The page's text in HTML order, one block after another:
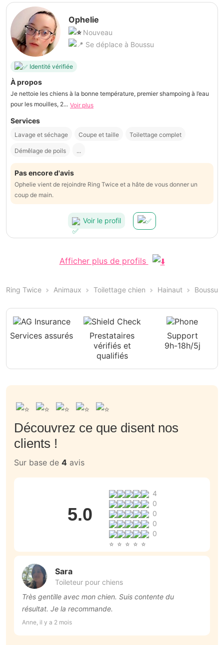
Ophelie
Nouveau
Se déplace à Boussu
Identité vérifiée
À propos
Je nettoie les chiens à la bonne température, premier shampoing à l’eau
pour les mouilles, 2... Voir plus
Services
Lavage et séchage Coupe et taille Toilettage complet
Démêlage de poils ...
Pas encore d'avis
Ophelie vient de rejoindre Ring Twice et a hâte de vous donner un
coup de main.
Voir le profil
Afficher plus de profils
Ring Twice Animaux Toilettage chien Hainaut Boussu
Services assurés
Prestataires
vérifiés et
qualifiés
Support
9h-18h/5j
Découvrez ce que disent nos
clients !
Sur base de 4 avis
5.0
4
0
0
0
0
Sara
Toileteur pour chiens
Très gentille avec mon chien. Suis contente du
résultat. Je la recommande.
Anne, il y a 2 mois